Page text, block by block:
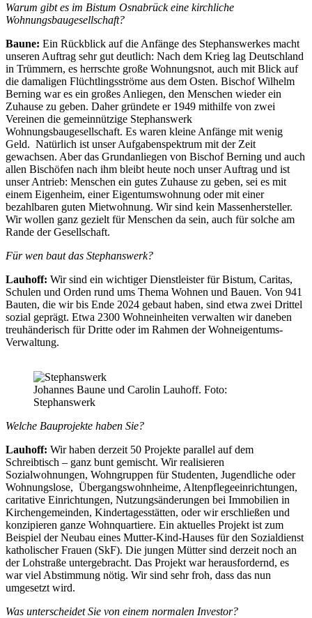
Warum gibt es im Bistum Osnabrück eine kirchliche
Wohnungsbaugesellschaft?
Baune: Ein Rückblick auf die Anfänge des Stephanswerkes macht
unseren Auftrag sehr gut deutlich: Nach dem Krieg lag Deutschland
in Trümmern, es herrschte große Wohnungsnot, auch mit Blick auf
die damaligen Flüchtlingsströme aus dem Osten. Bischof Wilhelm
Berning war es ein großes Anliegen, den Menschen wieder ein
Zuhause zu geben. Daher gründete er 1949 mithilfe von zwei
Vereinen die gemeinnützige Stephanswerk
Wohnungsbaugesellschaft. Es waren kleine Anfänge mit wenig
Geld. Natürlich ist unser Aufgabenspektrum mit der Zeit
gewachsen. Aber das Grundanliegen von Bischof Berning und auch
allen Bischöfen nach ihm bleibt heute noch unser Auftrag und ist
unser Antrieb: Menschen ein gutes Zuhause zu geben, sei es mit
einem Eigenheim, einer Eigentumswohnung oder mit einer
bezahlbaren guten Mietwohnung. Wir sind kein Massenhersteller.
Wir wollen ganz gezielt für Menschen da sein, auch für solche am
Rande der Gesellschaft.
Für wen baut das Stephanswerk?
Lauhoff: Wir sind ein wichtiger Dienstleister für Bistum, Caritas,
Schulen und Orden rund ums Thema Wohnen und Bauen. Von 941
Bauten, die wir bis Ende 2024 gebaut haben, sind etwa zwei Drittel
sozial geprägt. Etwa 2300 Wohneinheiten verwalten wir daneben
treuhänderisch für Dritte oder im Rahmen der Wohneigentums-
Verwaltung.
Johannes Baune und Carolin Lauhoff. Foto:
Stephanswerk
Welche Bauprojekte haben Sie?
Lauhoff: Wir haben derzeit 50 Projekte parallel auf dem
Schreibtisch – ganz bunt gemischt. Wir realisieren
Sozialwohnungen, Wohngruppen für Studenten, Jugendliche oder
Wohnungslose, Übergangswohnheime, Altenpflegeeinrichtungen,
caritative Einrichtungen, Nutzungsänderungen bei Immobilien in
Kirchengemeinden, Kindertagesstätten, oder wir erschließen und
konzipieren ganze Wohnquartiere. Ein aktuelles Projekt ist zum
Beispiel der Neubau eines Mutter-Kind-Hauses für den Sozialdienst
katholischer Frauen (SkF). Die jungen Mütter sind derzeit noch an
der Lohstraße untergebracht. Das Projekt war herausfordernd, es
war viel Abstimmung nötig. Wir sind sehr froh, dass das nun
umgesetzt wird.
Was unterscheidet Sie von einem normalen Investor?